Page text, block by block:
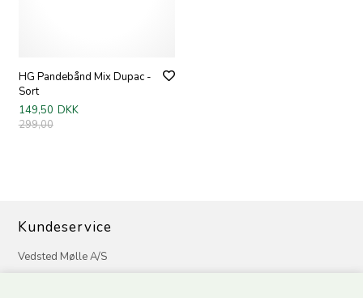
HG Pandebånd Mix Dupac -
Sort
149,50 DKK
299,00
Kundeservice
Vedsted Mølle A/S